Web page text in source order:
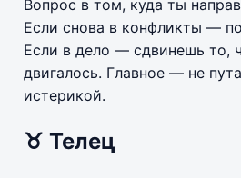
Вопрос в том, куда ты
Если снова в конфликты —
Если в дело — сдвинешь то,
двигалось. Главное — не
истерикой.
♉ Телец